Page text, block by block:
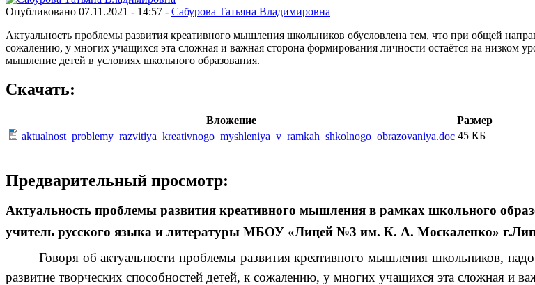
Опубликовано 07.11.2021 - 14:57 - Сабурова Татьяна Владимировна
Актуальность проблемы развития креативного мышления школьников обусловлена тем, что при общей
сожалению, у многих учащихся эта сложная и важная сторона формирования личности остаётся на низком
мышление детей в условиях школьного образования.
Скачать:
Вложение
Размер
aktualnost_problemy_razvitiya_kreativnogo_myshleniya_v_ramkah_shkolnogo_obrazovaniya.doc 45 КБ
Предварительный просмотр:
Актуальность проблемы развития креативного мышления в рамках школьного
учитель русского языка и литературы МБОУ «Лицей №3 им. К. А. Москаленко»
Говоря об актуальности проблемы развития креативного мышления школьников,
развитие творческих способностей детей, к сожалению, у многих учащихся эта сложная и